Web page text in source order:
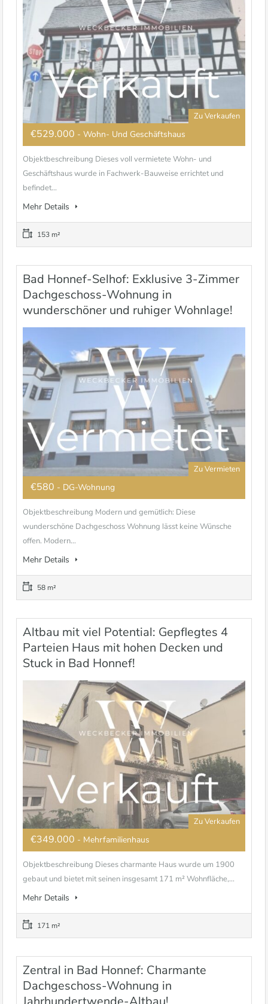
Zu Verkaufen
€529.000 - Wohn- Und Geschäftshaus
Objektbeschreibung Dieses voll vermietete Wohn- und
Geschäftshaus wurde in Fachwerk-Bauweise errichtet und
befindet...
Mehr Details
153 m²
Bad Honnef-Selhof: Exklusive 3-Zimmer
Dachgeschoss-Wohnung in
wunderschöner und ruhiger Wohnlage!
Zu Vermieten
€580 - DG-Wohnung
Objektbeschreibung Modern und gemütlich: Diese
wunderschöne Dachgeschoss Wohnung lässt keine Wünsche
offen. Modern...
Mehr Details
58 m²
Altbau mit viel Potential: Gepflegtes 4
Parteien Haus mit hohen Decken und
Stuck in Bad Honnef!
Zu Verkaufen
€349.000 - Mehrfamilienhaus
Objektbeschreibung Dieses charmante Haus wurde um 1900
gebaut und bietet mit seinen insgesamt 171 m² Wohnfläche,...
Mehr Details
171 m²
Zentral in Bad Honnef: Charmante
Dachgeschoss-Wohnung in